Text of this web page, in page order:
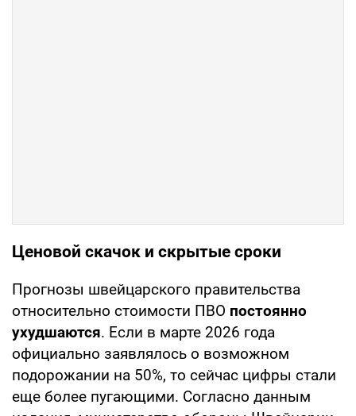
Ценовой скачок и скрытые сроки
Прогнозы швейцарского правительства
относительно стоимости ПВО постоянно
ухудшаются. Если в марте 2026 года
официально заявлялось о возможном
подорожании на 50%, то сейчас цифры стали
еще более пугающими. Согласно данным